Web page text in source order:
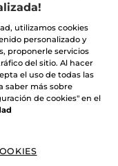
micelar en Leche
400 ml
(230)
CESTA
utilizamos cookies
personalizado y
proponerle servicios
del sitio. Al hacer
el uso de todas las
saber más sobre
de cookies" en el